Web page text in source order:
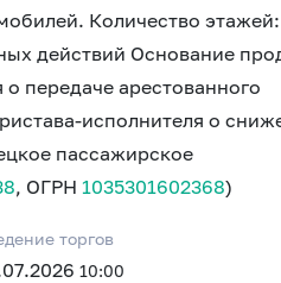
Количество этажей:
действий Основание
передаче арестованного
исполнителя о
пассажирское
, ОГРН 1035301602368)
торгов
10:00